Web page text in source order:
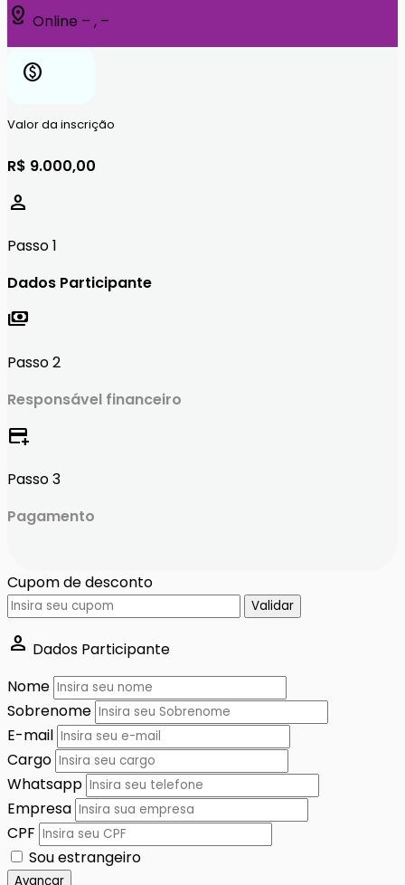
distance Online – , –
paid
Valor da inscrição
R$ 9.000,00
person
Passo 1
Dados Participante
payments
Passo 2
Responsável financeiro
add_card
Passo 3
Pagamento
Cupom de desconto
Validar
person Dados Participante
Nome
Sobrenome
E-mail
Cargo
Whatsapp
Empresa
CPF
Sou estrangeiro
Avançar